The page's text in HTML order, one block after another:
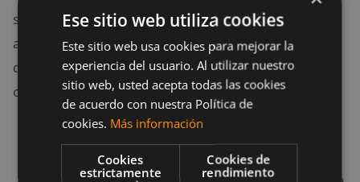
secundarios por el tratamiento, lo cual dificulta la
absorción de nutrientes, existen muchas estrategias
que te pueden ayudar a superar estos problemas,
como las siguientes:
Prueba comidas o refrigerios más pequeños:
el Instituto Nacional del Cáncer recomienda
Ese sitio web utiliza cookies
Este sitio web usa cookies para mejorar la
experiencia del usuario. Al utilizar nuestro
sitio web, usted acepta todas las cookies
de acuerdo con nuestra Política de
cookies. Más información
Cookies
estrictamente
Cookies de
rendimiento